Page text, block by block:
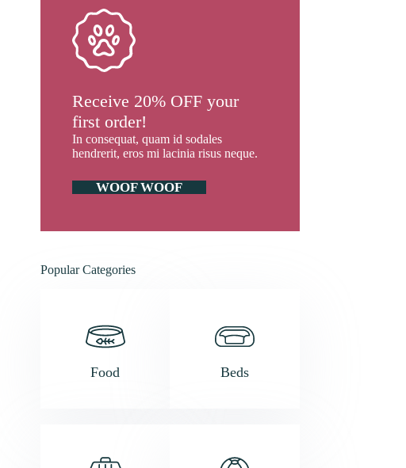
Receive 20% OFF your
first order!
In consequat, quam id sodales
hendrerit, eros mi lacinia risus neque.
WOOF WOOF
Popular Categories
Food Beds